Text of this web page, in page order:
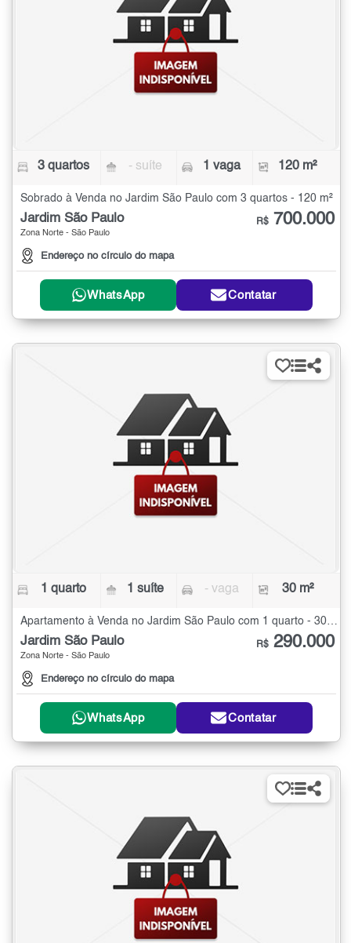
3 quartos - suíte 1 vaga 120 m²
Sobrado à Venda no Jardim São Paulo com 3 quartos - 120 m²
Jardim São Paulo
Zona Norte - São Paulo
Endereço no círculo do mapa
R$ 700.000
WhatsApp Contatar
1 quarto 1 suíte - vaga 30 m²
Apartamento à Venda no Jardim São Paulo com 1 quarto - 30 m²
Jardim São Paulo
Zona Norte - São Paulo
Endereço no círculo do mapa
R$ 290.000
WhatsApp Contatar